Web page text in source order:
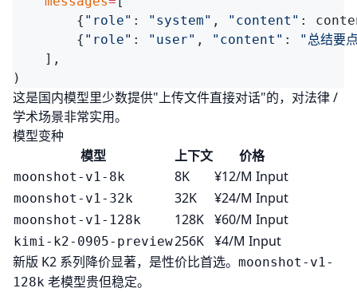
        {
"role" : "system" , "content" :
        {
"role" : "user" , "content" :
"总结要
这是国内模型里少数提供"上传文件直接对话"的，对法律 /
学术场景非常实用。
模型变种
模型
上下文 价格
moonshot-v1-8k 8K ¥12/M Input
moonshot-v1-32k 32K ¥24/M Input
moonshot-v1-128k 128K ¥60/M Input
kimi-k2-0905-preview256K ¥4/M Input
新版 K2 系列降价显著，是性价比首选。 moonshot-v1-
128k 老模型贵但稳定。